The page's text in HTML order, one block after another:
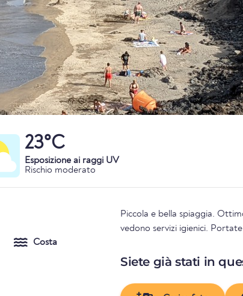
23°C
Esposizione ai raggi UV
Rischio moderato
Costa
Piccola e bella spiaggia.
vedono servizi igienici.
Siete già stati in